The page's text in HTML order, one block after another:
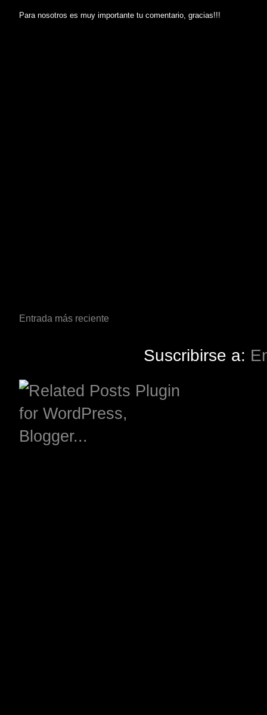
Para nosotros es muy importante tu comentario, gracias!!!
Entrada más reciente
Suscribirse a: